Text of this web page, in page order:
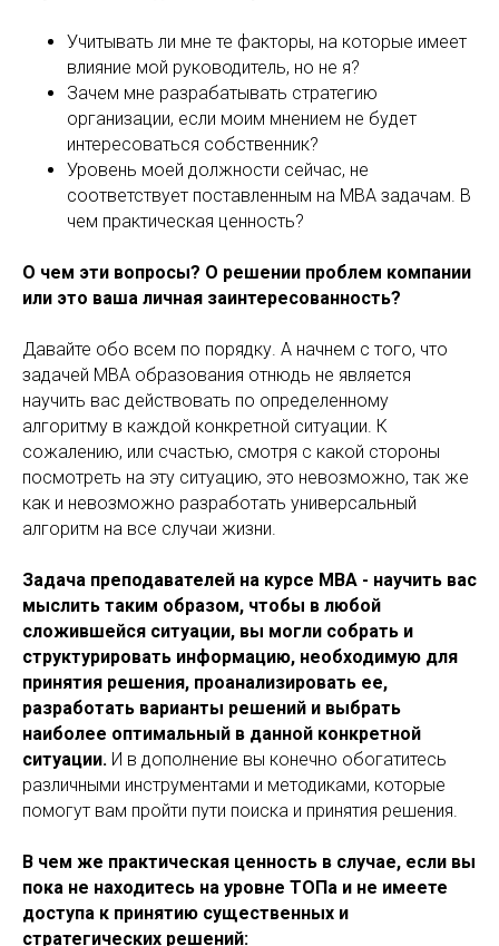
Учитывать ли мне те факторы, на которые имеет
влияние мой руководитель, но не я?
Зачем мне разрабатывать стратегию
организации, если моим мнением не будет
интересоваться собственник?
Уровень моей должности сейчас, не
соответствует поставленным на MBA задачам. В
чем практическая ценность?
О чем эти вопросы? О решении проблем компании
или это ваша личная заинтересованность?
Давайте обо всем по порядку. А начнем с того, что
задачей MBA образования отнюдь не является
научить вас действовать по определенному
алгоритму в каждой конкретной ситуации. К
сожалению, или счастью, смотря с какой стороны
посмотреть на эту ситуацию, это невозможно, так же
как и невозможно разработать универсальный
алгоритм на все случаи жизни.
Задача преподавателей на курсе MBA - научить вас
мыслить таким образом, чтобы в любой
сложившейся ситуации, вы могли собрать и
структурировать информацию, необходимую для
принятия решения, проанализировать ее,
разработать варианты решений и выбрать
наиболее оптимальный в данной конкретной
ситуации. И в дополнение вы конечно обогатитесь
различными инструментами и методиками, которые
помогут вам пройти пути поиска и принятия решения.
В чем же практическая ценность в случае, если вы
пока не находитесь на уровне ТОПа и не имеете
доступа к принятию существенных и
стратегических решений: